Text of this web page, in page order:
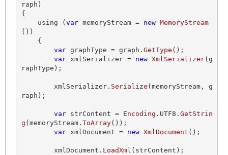
raph)
{
    using (
var memoryStream = new MemoryStream
())
var graphType = graph. GetType ();
var xmlSerializer = new XmlSerializer(g
raphType);
        xmlSerializer.
Serialize (memoryStream, g
raph);
var strContent = Encoding . UTF8 . GetStrin
g (memoryStream. ToArray());
var xmlDocument = new XmlDocument ();
        xmlDocument.
LoadXml (strContent);